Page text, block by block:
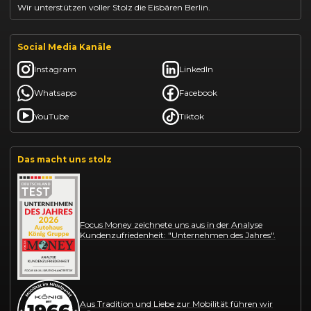
Wir unterstützen voller Stolz die Eisbären Berlin.
Social Media Kanäle
Instagram LinkedIn
Whatsapp Facebook
YouTube Tiktok
Das macht uns stolz
Focus Money zeichnete uns aus in der Analyse
Kundenzufriedenheit: "Unternehmen des Jahres".
Aus Tradition und Liebe zur Mobilität führen wir